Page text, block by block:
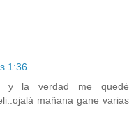
1:36
y la verdad me quedé
mañana gane varias